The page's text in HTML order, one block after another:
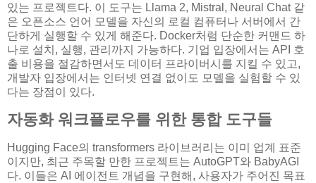
있는 프로젝트다. 이 도구는 Llama 2, Mistral, Neural Chat 같
은 오픈소스 언어 모델을 자신의 로컬 컴퓨터나 서버에서 간
단하게 실행할 수 있게 해준다. Docker처럼 단순한 커맨드 하
나로 설치, 실행, 관리까지 가능하다. 기업 입장에서는 API 호
출 비용을 절감하면서도 데이터 프라이버시를 지킬 수 있고,
개발자 입장에서는 인터넷 연결 없이도 모델을 실험할 수 있
다는 장점이 있다.
자동화 워크플로우를 위한 통합 도구들
Hugging Face의 transformers 라이브러리는 이미 업계 표준
이지만, 최근 주목할 만한 프로젝트는 AutoGPT와 BabyAGI
다. 이들은 AI 에이전트 개념을 구현해, 사용자가 주어진 목표